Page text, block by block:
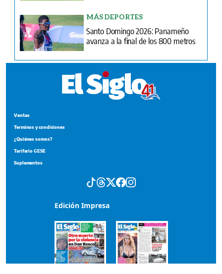
MÁS DEPORTES
Santo Domingo 2026: Panameño
avanza a la final de los 800 metros
Ventas
Terminos y condiciones
¿Quiénes somos?
Tarifario GESE
Suplementos
Edición Impresa